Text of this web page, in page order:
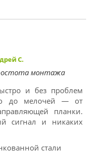
С.
монтажа
и без проблем
до мелочей — от
планки.
сигнал и никаких
стали